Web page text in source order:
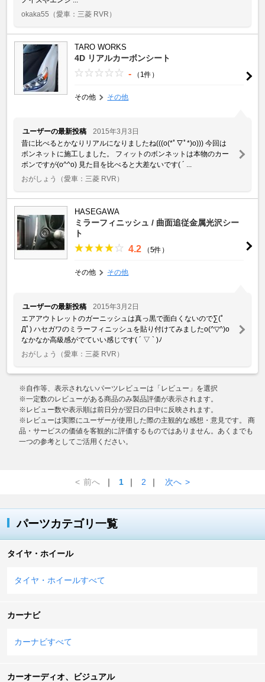
okaka55 （愛車：三菱 RVR）
TARO WORKS
4D リアルカーボンシート
- （1件）
その他 その他
ユーザーの最新投稿
2015年3月3日
昔に比べるとかなりリアルになりましたね(((o(*ﾟ▽ﾟ*)o))) 今回は
ボンネットに施工しました。 フィットのボンネットは本物のカー
ボンですが(o^^o) 見た目を比べると大差ないです( ´ ...
おがしょう
（愛車：三菱 RVR）
HASEGAWA
ミラーフィニッシュ / 曲面追従金属光沢シー
ト
4.2 （5件）
その他 その他
ユーザーの最新投稿
2015年3月2日
エアアウトレットのガーニッシュは真っ黒で面白くないので∑(ﾟ
Дﾟ) ハセガワのミラーフィニッシュを貼り付けてみましたo(^▽^)o
なかなか高級感がでていい感じです( ´ ▽ ` )ﾉ
おがしょう
（愛車：三菱 RVR）
※自作等、表示されないパーツレビューは「レビュー」を選択
※一定数のレビューがある商品のみ製品評価が表示されます。
※レビュー数や表示順は前日分が翌日の日中に反映されます。
※レビューは実際にユーザーが使用した際の主観的な感想・意見です。 商
品・サービスの価値を客観的に評価するものではありません。あくまでも
一つの参考としてご活用ください。
< 前へ ｜ 1 ｜ 2 ｜ 次へ >
パーツカテゴリ一覧
タイヤ・ホイール
タイヤ・ホイールすべて
カーナビ
カーナビすべて
カーオーディオ、ビジュアル